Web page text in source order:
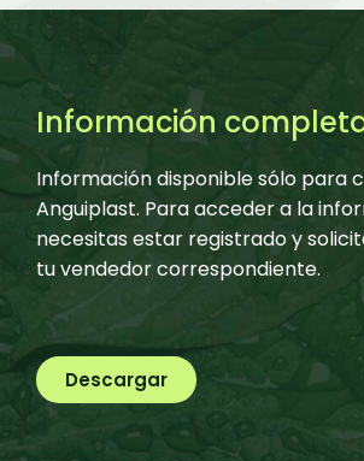
Información
Información disponible sólo para
Anguiplast. Para acceder a la
necesitas estar registrado y
tu vendedor correspondiente.
Descargar